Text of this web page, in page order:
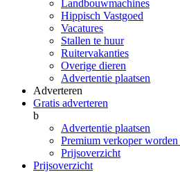
Landbouwmachines
Hippisch Vastgoed
Vacatures
Stallen te huur
Ruitervakanties
Overige dieren
Advertentie plaatsen
Adverteren
Gratis adverteren
b
Advertentie plaatsen
Premium verkoper worden
Prijsoverzicht
Prijsoverzicht